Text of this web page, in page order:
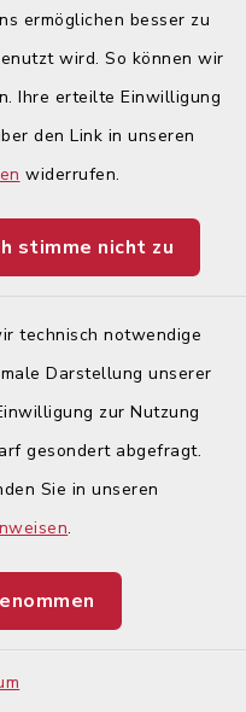
ermöglichen besser zu
wird. So können wir
Ihre erteilte Einwilligung
den Link in unseren
widerrufen.
stimme nicht zu
technisch notwendige
Darstellung unserer
zur Nutzung
gesondert abgefragt.
Sie in unseren
.